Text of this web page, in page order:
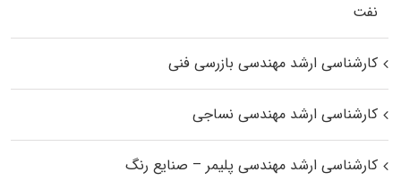
نفت
کارشناسی ارشد مهندسی بازرسی فنی
کارشناسی ارشد مهندسی نساجی
کارشناسی ارشد مهندسی پلیمر – صنایع رنگ